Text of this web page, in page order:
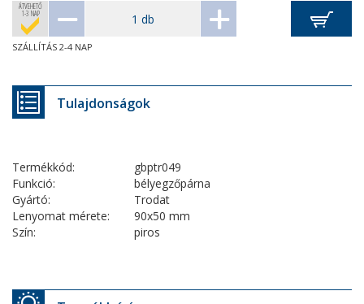
ÁTVEHETŐ
1-3 NAP
SZÁLLÍTÁS 2-4 NAP
Tulajdonságok
Termékkód:
gbptr049
Funkció:
bélyegzőpárna
Gyártó:
Trodat
Lenyomat mérete:
90x50 mm
Szín:
piros